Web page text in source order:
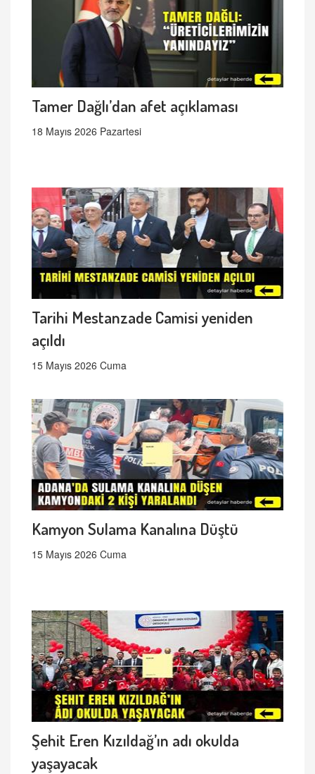
Tamer Dağlı’dan afet açıklaması
18 Mayıs 2026 Pazartesi
Tarihi Mestanzade Camisi yeniden
açıldı
15 Mayıs 2026 Cuma
Kamyon Sulama Kanalına Düştü
15 Mayıs 2026 Cuma
Şehit Eren Kızıldağ’ın adı okulda
yaşayacak